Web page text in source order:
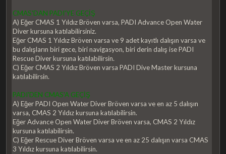
CMAS'DAN PADI'YE GEÇİŞ
A) Eğer CMAS 1 Yıldız Bröven varsa, PADI Advance Open Water
Diver kursuna katılabilirsiniz.
Eğer CMAS 1 Yıldız Bröven varsa ve 9 adet kayıtlı dalışın varsa ve
bu dalışların biri gece, biri navigasyon, biri derin dalış ise PADI
Rescue Diver kursuna katılabilirsin.
C) Eğer CMAS 2 Yıldız Bröven varsa PADI Dive Master kursuna
katılabilirsin.
PADI'DEN CMAS'A GEÇİŞ
A) Eğer PADI Open Water Diver Bröven varsa ve en az 5 dalışın
varsa, CMAS 2 Yıldız kursuna katılabilirsin.
Eğer Advance Open Water Diver Bröven varsa, CMAS 2 Yıldız
kursuna katılabilirsin.
C) Eğer Rescue Diver Bröven varsa ve en az 25 dalışın varsa CMAS
3 Yıldız kursuna katılabilirsin.